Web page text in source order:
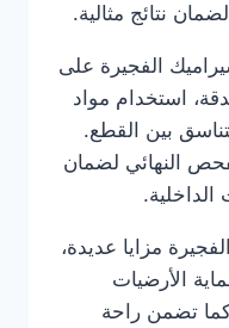
نتائج مثالية.
الفجيرة على
استخدام مواد
بين القطع.
النهائي لضمان
مزايا عديدة،
الأرضيات
كما تضمن راحة